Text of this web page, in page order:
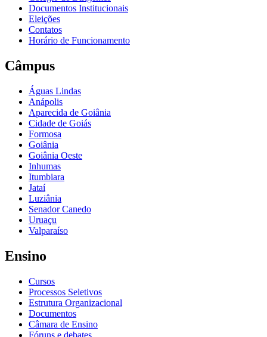
Documentos Institucionais
Eleições
Contatos
Horário de Funcionamento
Câmpus
Águas Lindas
Anápolis
Aparecida de Goiânia
Cidade de Goiás
Formosa
Goiânia
Goiânia Oeste
Inhumas
Itumbiara
Jataí
Luziânia
Senador Canedo
Uruaçu
Valparaíso
Ensino
Cursos
Processos Seletivos
Estrutura Organizacional
Documentos
Câmara de Ensino
Fóruns e debates